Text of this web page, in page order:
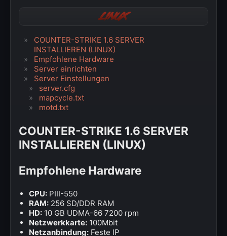
Linux
COUNTER-STRIKE 1.6 SERVER
INSTALLIEREN (LINUX)
Empfohlene Hardware
Server einrichten
Server Einstellungen
server.cfg
mapcycle.txt
motd.txt
COUNTER-STRIKE 1.6 SERVER
INSTALLIEREN (LINUX)
Empfohlene Hardware
CPU: PIII-550
RAM: 256 SD/DDR RAM
HD: 10 GB UDMA-66 7200 rpm
Netzwerkkarte: 100Mbit
Netzanbindung: Feste IP